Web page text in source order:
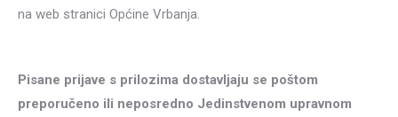
na web stranici Općine Vrbanja.
Pisane prijave s prilozima dostavljaju se poštom
preporučeno ili neposredno Jedinstvenom upravnom